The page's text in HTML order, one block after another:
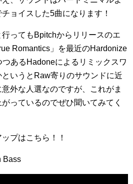
ョイスした5曲になります！
ってもBpitchからリリースのエ
Romantics」を最近のHardonize
あるHadoneによるリミックスワ
いうとRaw寄りのサウンドに近
外な人選なのですが、これがま
っているのでぜひ聞いてみてく
プはこちら！！
Bass